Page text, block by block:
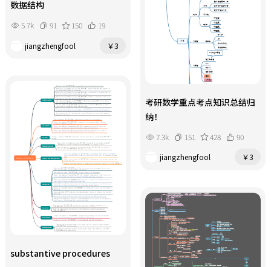
考研数学重点考点知识总结归
纳！
7.3k 151 428
90
jiangzhengfool
￥3
数据结构
5.7k 91 150
19
jiangzhengfool
￥3
substantive procedures